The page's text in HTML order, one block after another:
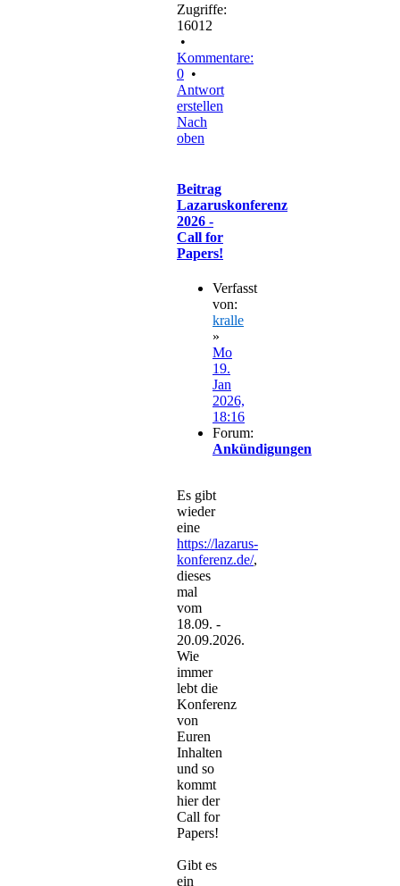
Zugriffe:
16012
•
Kommentare:
0 •
Antwort
erstellen
Nach
oben
Beitrag
Lazaruskonferenz
2026 -
Call for
Papers!
Verfasst
von:
kralle
»
Mo
19.
Jan
2026,
18:16
Forum:
Ankündigungen
Es gibt
wieder
eine
https://lazarus-
konferenz.de/,
dieses
mal
vom
18.09. -
20.09.2026.
Wie
immer
lebt die
Konferenz
von
Euren
Inhalten
und so
kommt
hier der
Call for
Papers!
Gibt es
ein